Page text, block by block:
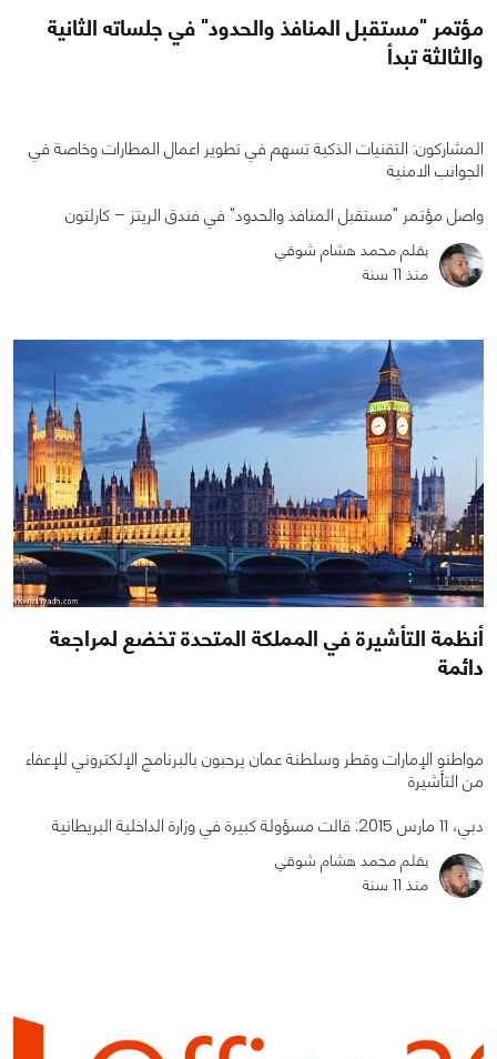
مؤتمر "مستقبل المنافذ والحدود" في جلساته الثانية
والثالثة تبدأ
المشاركون: التقنيات الذكية تسهم في تطوير اعمال المطارات وخاصة في
الجوانب الامنية
واصل مؤتمر "مستقبل المنافذ والحدود" في فندق الريتز – كارلتون
بقلم محمد هشام شوقي
منذ 11 سنة
أنظمة التأشيرة في المملكة المتحدة تخضع لمراجعة
دائمة
مواطنو الإمارات وقطر وسلطنة عمان يرحبون بالبرنامج الإلكتروني للإعفاء
من التأشيرة
دبي، 11 مارس 2015: قالت مسؤولة كبيرة في وزارة الداخلية البريطانية
بقلم محمد هشام شوقي
منذ 11 سنة